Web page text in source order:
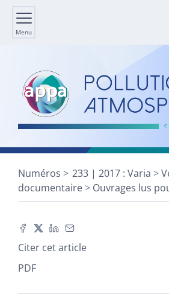
Menu
Numéros 233 | 2017 : Varia
documentaire
Ouvrages lus
Citer cet article
PDF